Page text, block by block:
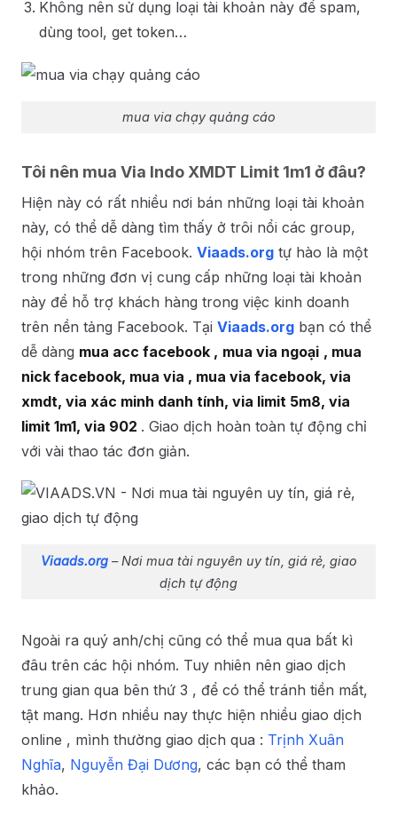
Không nên sử dụng loại tài khoản này để spam,
dùng tool, get token…
mua via chạy quảng cáo
Tôi nên mua Via Indo XMDT Limit 1m1 ở đâu?
Hiện này có rất nhiều nơi bán những loại tài khoản
này, có thể dễ dàng tìm thấy ở trôi nổi các group,
hội nhóm trên Facebook. Viaads.org tự hào là một
trong những đơn vị cung cấp những loại tài khoản
này để hỗ trợ khách hàng trong việc kinh doanh
trên nền tảng Facebook. Tại Viaads.org bạn có thể
dễ dàng mua acc facebook , mua via ngoại , mua
nick facebook, mua via , mua via facebook, via
xmdt, via xác minh danh tính, via limit 5m8, via
limit 1m1, via 902 . Giao dịch hoàn toàn tự động chỉ
với vài thao tác đơn giản.
Viaads.org– Nơi mua tài nguyên uy tín, giá rẻ, giao
dịch tự động
Ngoài ra quý anh/chị cũng có thể mua qua bất kì
đâu trên các hội nhóm. Tuy nhiên nên giao dịch
trung gian qua bên thứ 3 , để có thể tránh tiền mất,
tật mang. Hơn nhiều nay thực hiện nhiều giao dịch
online , mình thường giao dịch qua : Trịnh Xuân
Nghĩa, Nguyễn Đại Dương, các bạn có thể tham
khảo.